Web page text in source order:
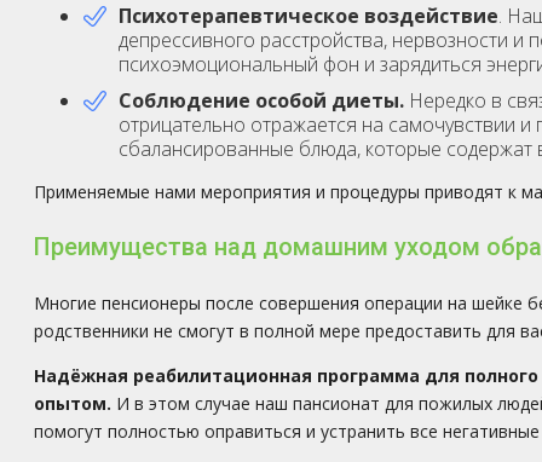
Психотерапевтическое воздействие.
депрессивного расстройства, нервозности
психоэмоциональный фон и зарядиться
Соблюдение особой диеты. Нередко в
отрицательно отражается на самочувствии
сбалансированные блюда, которые содержат
Применяемые нами мероприятия и процедуры приводят к
Преимущества над домашним уходом
Многие пенсионеры после совершения операции на шейке
родственники не смогут в полной мере предоставить для
Надёжная реабилитационная программа для
опытом. И в этом случае наш пансионат для пожилых
помогут полностью оправиться и устранить все